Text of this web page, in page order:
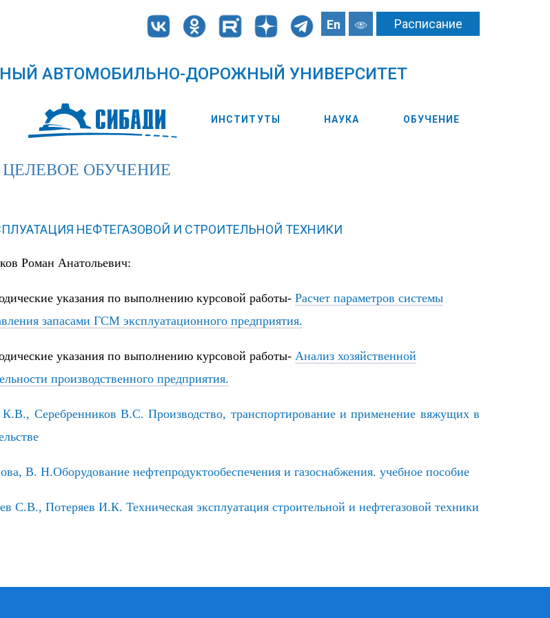
En Расписание
АВТОМОБИЛЬНО-ДОРОЖНЫЙ УНИВЕРСИТЕТ
ИНСТИТУТЫ НАУКА ОБУЧЕНИЕ
ЦЕЛЕВОЕ ОБУЧЕНИЕ
НЕФТЕГАЗОВОЙ И СТРОИТЕЛЬНОЙ ТЕХНИКИ
Роман Анатольевич:
указания по выполнению курсовой работы- Расчет параметров системы
запасами ГСМ эксплуатационного предприятия.
указания по выполнению курсовой работы- Анализ хозяйственной
производственного предприятия.
К.В., Серебренников В.С. Производство, транспортирование и применение вяжущих в
В. Н.Оборудование нефтепродуктообеспечения и газоснабжения. учебное пособие
С.В., Потеряев И.К. Техническая эксплуатация строительной и нефтегазовой техники